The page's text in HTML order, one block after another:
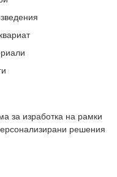
за изработка на рамки
решения